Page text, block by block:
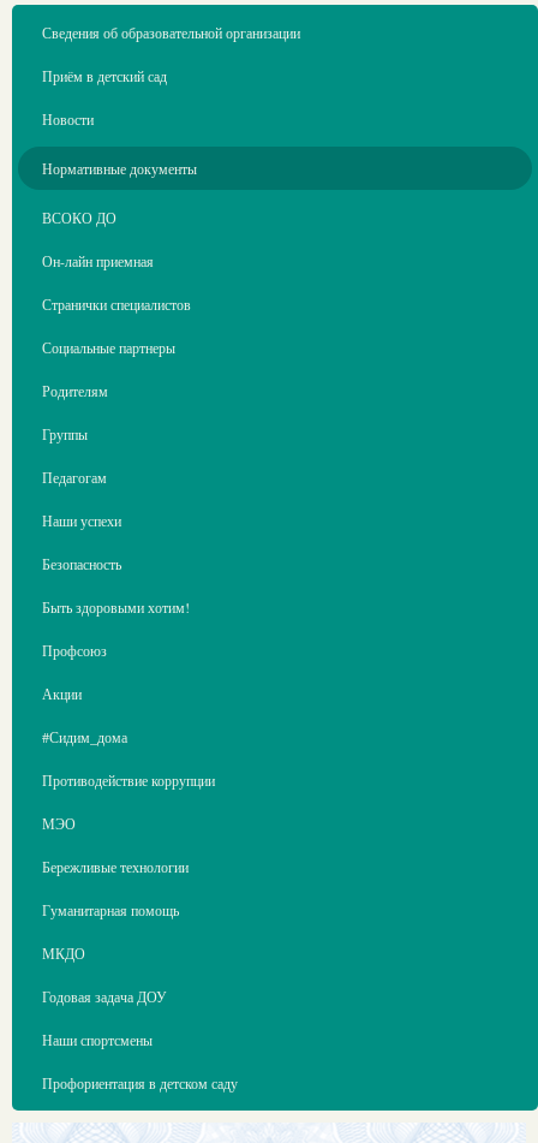
Сведения об образовательной организации
Приём в детский сад
Новости
Нормативные документы
ВСОКО ДО
Он-лайн приемная
Странички специалистов
Социальные партнеры
Родителям
Группы
Педагогам
Наши успехи
Безопасность
Быть здоровыми хотим!
Профсоюз
Акции
#Сидим_дома
Противодействие коррупции
МЭО
Бережливые технологии
Гуманитарная помощь
МКДО
Годовая задача ДОУ
Наши спортсмены
Профориентация в детском саду